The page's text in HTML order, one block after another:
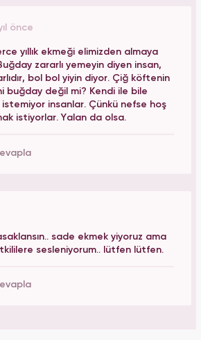
önce
yıllık ekmeği elimizden almaya
zararlı yemeyin diyen insan,
bol bol yiyin diyor. Çiğ köftenin
buğday değil mi? Kendi ile bile
insanlar. Çünkü nefse hoş
istiyorlar. Yalan da olsa.
sade ekmek yiyoruz ama
sesleniyorum.. lütfen lütfen.